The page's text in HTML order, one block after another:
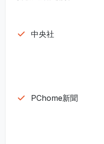
中央社
PChome新聞